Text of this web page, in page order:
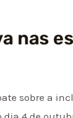
nas
sobre a